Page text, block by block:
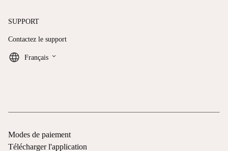
SUPPORT
Contactez le support
Français keyboard_arrow_down
Modes de paiement
Télécharger l'application